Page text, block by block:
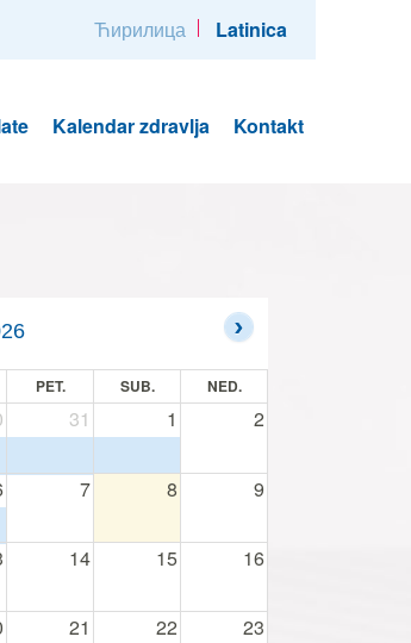
Ћирилица Latinica
Kalendar zdravlja Kontakt
PET. SUB. NED.
31 1 2
7 8 9
14 15 16
21 22 23